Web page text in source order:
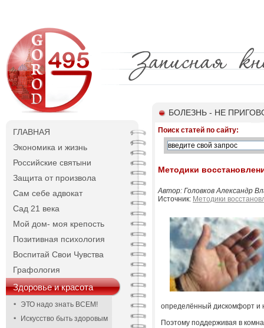
ГЛАВНАЯ
Экономика и жизнь
Российские святыни
Защита от произвола
Сам себе адвокат
Сад 21 века
Мой дом- моя крепость
Позитивная психология
Воспитай Свои Чувства
Графология
Здоровье и красота
ЭТО надо знать ВСЕМ!
Искусство быть здоровым
БОЛЕЗНЬ - НЕ
Поиск статей по сайту:
Методики
Автор: Головков Александр
Источник: Методики
определённый дискомфорт и
Поэтому поддерживая в